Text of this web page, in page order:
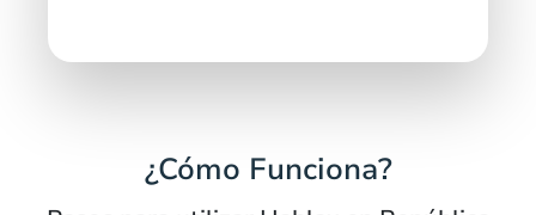
¿Cómo Funciona?